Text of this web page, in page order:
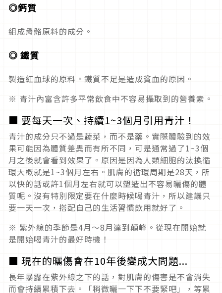
◎鈣質
組成骨骼原料的成分。
◎ 鐵質
製造紅血球的原料。鐵質不足是造成貧血的原因。
※ 青汁內富含許多平常飲食中不容易攝取到的營養素。
■ 要每天一次、持續1~3個月引用青汁！
青汁的成分只不過是蔬菜，而不是藥。實際體驗到的效
果可能因為體質差異而有所不同，可是通常過了1~3個
月之後就會看到效果了。原因是因為人類細胞的汰換循
環大概就是1~3個月左右。肌膚的循環周期是28天，所
以快的話或許1個月左右就可以塑造出不容易曬傷的體
質呢。沒有特別限定要在什麼時候喝青汁，所以建議只
要一天一次，搭配自己的生活習慣飲用就好了。
※ 紫外線的季節是4月～8月達到顛峰。從現在開始就
是開始喝青汁的最好時機！
■ 現在的曬傷會在10年後變成大問題...
長年暴露在紫外線之下的話，對肌膚的傷害是不會消失
而會持續累積下去。「稍微曬一下下不要緊吧」，等累